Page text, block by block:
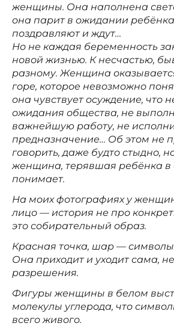
женщины. Она наполнена
она парит в ожидании
поздравляют и ждут…
Но не каждая беременность
новой жизнью. К несчастью,
разному. Женщина
горе, которое невозможно
она чувствует осуждение, что
ожидания общества, не
важнейшую работу, не
предназначение… Об этом не
говорить, даже будто стыдно,
женщина, терявшая ребёнка в
понимает.
На моих фотографиях у
лицо — история не про
это собирательный образ.
Красная точка, шар —
Она приходит и уходит сама,
разрешения.
Фигуры женщины в белом
молекулы углерода, что
всего живого.